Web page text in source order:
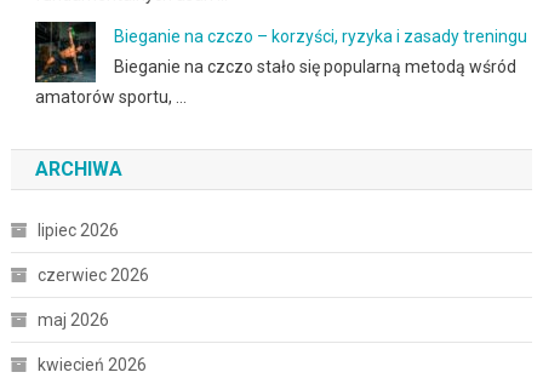
Bieganie na czczo – korzyści, ryzyka i zasady treningu
Bieganie na czczo stało się popularną metodą wśród
amatorów sportu, …
ARCHIWA
lipiec 2026
czerwiec 2026
maj 2026
kwiecień 2026